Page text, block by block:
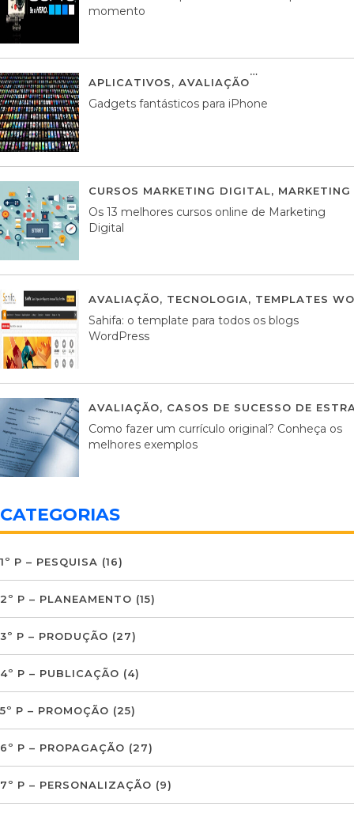
momento
APLICATIVOS, AVALIAÇÃO
Gadgets fantásticos para iPhone
CURSOS MARKETING DIGITAL,
Os 13 melhores cursos online de Marketing
Digital
AVALIAÇÃO, TECNOLOGIA, TEMPLATES
Sahifa: o template para todos os blogs
WordPress
AVALIAÇÃO, CASOS DE SUCESSO DE
Como fazer um currículo original? Conheça os
melhores exemplos
CATEGORIAS
1º P – PESQUISA (16)
2º P – PLANEAMENTO (15)
3º P – PRODUÇÃO (27)
4º P – PUBLICAÇÃO (4)
5º P – PROMOÇÃO (25)
6º P – PROPAGAÇÃO (27)
7º P – PERSONALIZAÇÃO (9)